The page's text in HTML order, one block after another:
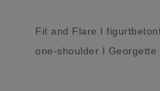
Fit and Flare I
one-shoulder I Georgette